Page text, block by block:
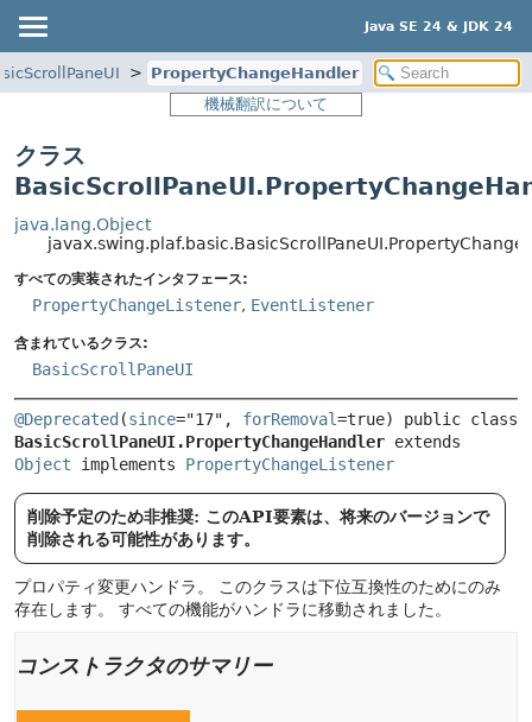
Java SE 24 & JDK 24
PropertyChangeHandler
機械翻訳について
クラス
java.lang.Object
すべての実装されたインタフェース:
PropertyChangeListener, EventListener
含まれているクラス:
BasicScrollPaneUI
@Deprecated (since="17", forRemoval=true)
BasicScrollPaneUI.PropertyChangeHandler
Object implements PropertyChangeListener
削除予定のため非推奨: このAPI要素は、将来のバージョンで
削除される可能性があります。
プロパティ変更ハンドラ。
このクラスは下位互換性のためにのみ
存在します。
すべての機能がハンドラに移動されました。
コンストラクタのサマリー